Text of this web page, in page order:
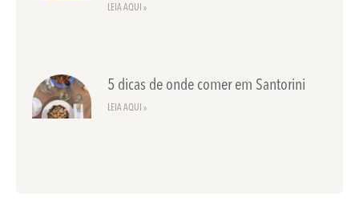
LEIA AQUI »
5 dicas de onde comer em Santorini
LEIA AQUI »